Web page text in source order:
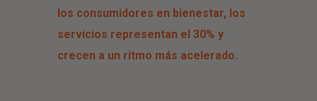
los consumidores en bienestar, los
servicios representan el 30% y
crecen a un ritmo más acelerado.